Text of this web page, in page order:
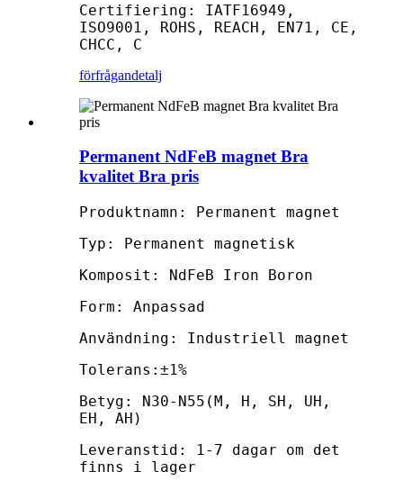
Certifiering: IATF16949,
ISO9001, ROHS, REACH, EN71, CE,
CHCC, C
förfrågandetalj
Permanent NdFeB magnet Bra
kvalitet Bra pris
Produktnamn: Permanent magnet
Typ: Permanent magnetisk
Komposit: NdFeB Iron Boron
Form: Anpassad
Användning: Industriell magnet
Tolerans:±1%
Betyg: N30-N55(M, H, SH, UH,
EH, AH)
Leveranstid: 1-7 dagar om det
finns i lager